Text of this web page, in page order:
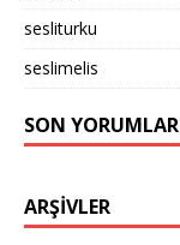
sesliturku
seslimelis
SON YORUMLAR
ARŞIVLER